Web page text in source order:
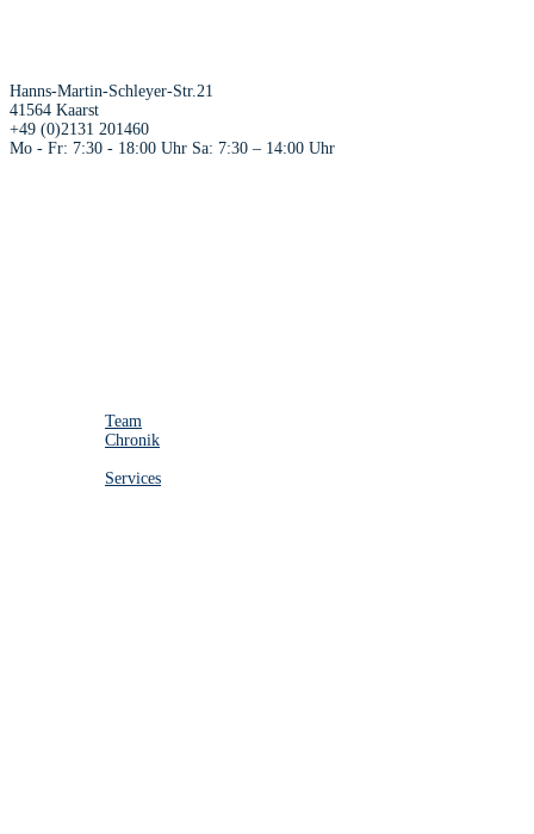
Hanns-Martin-Schleyer-Str.21
41564 Kaarst
+49 (0)2131 201460
Mo - Fr: 7:30 - 18:00 Uhr Sa: 7:30 – 14:00 Uhr
Team
Chronik
Services